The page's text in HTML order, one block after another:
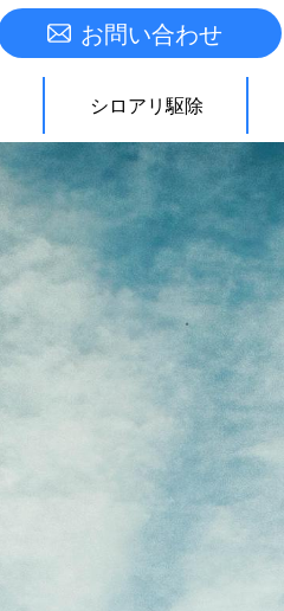
お問い合わせ
シロアリ駆除